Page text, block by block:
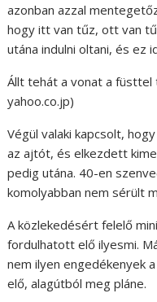
azonban azzal
hogy itt van tűz, ott van
utána indulni oltani, és ez
Állt tehát a vonat a füsttel
yahoo.co.jp)
Végül valaki kapcsolt,
az ajtót, és elkezdett
pedig utána. 40-en
komolyabban nem sérült
A közlekedésért felelő
fordulhatott elő ilyesmi.
nem ilyen engedékenyek
elő, alagútból meg pláne.